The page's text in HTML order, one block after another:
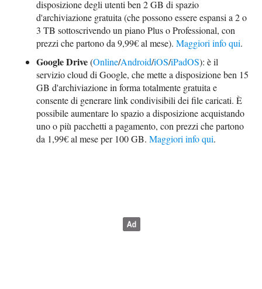
disposizione degli utenti ben 2 GB di spazio
d'archiviazione gratuita (che possono essere espansi a 2 o
3 TB sottoscrivendo un piano Plus o Professional, con
prezzi che partono da 9,99€ al mese).Maggiori info qui.
Google Drive(Online/Android/iOS/iPadOS): è il
servizio cloud di Google, che mette a disposizione ben 15
GB d'archiviazione in forma totalmente gratuita e
consente di generare link condivisibili dei file caricati. È
possibile aumentare lo spazio a disposizione acquistando
uno o più pacchetti a pagamento, con prezzi che partono
da 1,99€ al mese per 100 GB.Maggiori info qui.